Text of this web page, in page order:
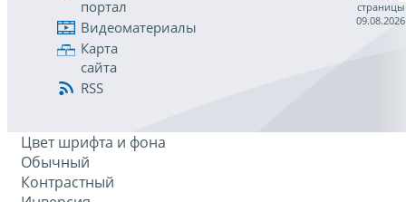
портал
Видеоматериалы
Карта
сайта
RSS
страницы
09.08.2026
Цвет шрифта и фона
Обычный
Контрастный